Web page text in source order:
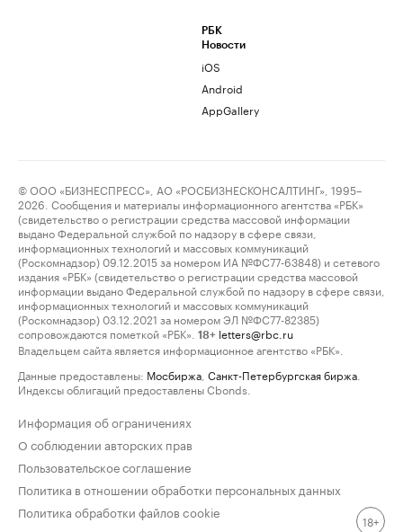
РБК
Новости
iOS
Android
AppGallery
© ООО «БИЗНЕСПРЕСС», АО «РОСБИЗНЕСКОНСАЛТИНГ», 1995–
2026. Сообщения и материалы информационного агентства «РБК»
(свидетельство о регистрации средства массовой информации
выдано Федеральной службой по надзору в сфере связи,
информационных технологий и массовых коммуникаций
(Роскомнадзор) 09.12.2015 за номером ИА №ФС77-63848) и сетевого
издания «РБК» (свидетельство о регистрации средства массовой
информации выдано Федеральной службой по надзору в сфере связи,
информационных технологий и массовых коммуникаций
(Роскомнадзор) 03.12.2021 за номером ЭЛ №ФС77-82385)
сопровождаются пометкой «РБК».
18+ letters@rbc.ru
Владельцем сайта является информационное агентство «РБК».
Данные предоставлены: Мосбиржа Санкт-Петербургская биржа
Индексы облигаций предоставлены Cbonds.
Информация об ограничениях
О соблюдении авторских прав
Пользовательское соглашение
Политика в отношении обработки персональных данных
Политика обработки файлов cookie
18+